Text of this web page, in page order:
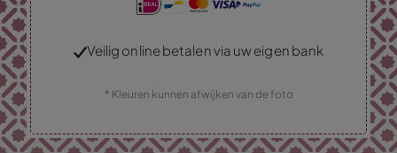
Veilig online betalen via uw eigen bank
* Kleuren kunnen afwijken van de foto